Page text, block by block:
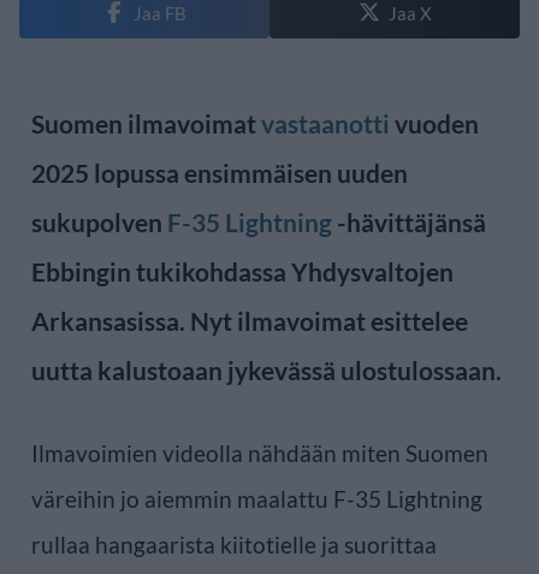
Jaa FB Jaa X
Suomen ilmavoimatvastaanotti vuoden
2025 lopussa ensimmäisen uuden
sukupolven F-35 Lightning -hävittäjänsä
Ebbingin tukikohdassa Yhdysvaltojen
Arkansasissa. Nyt ilmavoimat esittelee
uutta kalustoaan jykevässä ulostulossaan.
Ilmavoimien videolla nähdään miten Suomen
väreihin jo aiemmin maalattu F-35 Lightning
rullaa hangaarista kiitotielle ja suorittaa